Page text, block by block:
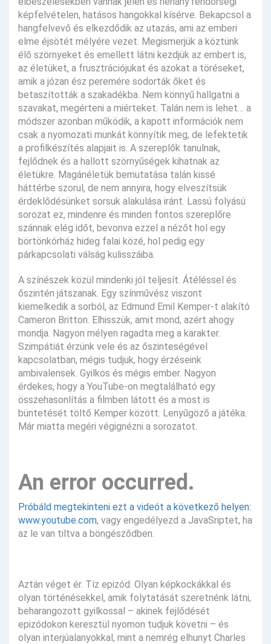
képfelvételen, hatásos hangokkal kísérve. Bekapcsol a
hangfelvevő és elkezdődik az utazás, ami az emberi
elme éjsötét mélyére vezet. Megismerjük a köztünk
élő szörnyeket és emellett látni kezdjük az embert is,
az életüket, a frusztrációjukat és azokat a töréseket,
amik a józan ész peremére sodorták őket és
betaszították a szakadékba. Nem könnyű hallgatni a
szavakat, megérteni a miérteket. Talán nem is lehet… a
módszer azonban működik, a kapott információk nem
csak a nyomozati munkát könnyítik meg, de lefektetik
a profilkészítés alapjait is. A szereplők tanulnak,
fejlődnek és a hallott szörnyűségek kihatnak az
életükre. Magánéletük bemutatása talán kissé
háttérbe szorul, de nem annyira, hogy elveszítsük
érdeklődésünket sorsuk alakulása iránt. Lassú folyású
sorozat ez, mindenre és minden fontos szereplőre
szánnak elég időt, bevonva ezzel a nézőt hol egy
börtönkórház hideg falai közé, hol pedig egy
párkapcsolati válság kulisszáiba.
A színészek közül mindenki jól teljesít. Átéléssel és
őszintén játszanak. Egy színművész viszont
kiemelkedik a sorból, az Edmund Emil Kemper-t alakító
Cameron Britton. Elhisszük, amit mond, azért ahogy
mondja. Nagyon mélyen ragadta meg a karakter.
Szimpátiát érzünk vele és az őszinteségével
kapcsolatban, mégis tudjuk, hogy érzéseink
ambivalensek. Gyilkos és mégis ember. Nagyon
érdekes, hogy a YouTube-on megtalálható egy
összehasonlítás a filmben látott és a most is
büntetését töltő Kemper között. Lenyűgöző a játéka.
Már miatta megéri végignézni a sorozatot.
An error occurred.
Próbáld megtekinteni ezt a videót a következő helyen:
www.youtube.com, vagy engedélyezd a JavaSriptet, ha
az le van tiltva a böngésződben.
Aztán véget ér. Tíz epizód. Olyan képkockákkal és
olyan történésekkel, amik folytatását szeretnénk látni,
beharangozott gyilkossal – akinek fejlődését
epizódokon keresztül nyomon tudjuk követni – és
olyan interjúalanyokkal, mint a nemrég elhunyt Charles